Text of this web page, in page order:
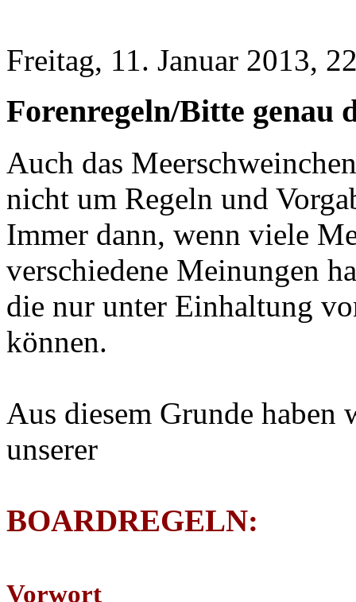
Freitag, 11. Januar 2013,
Forenregeln/Bitte genau
Auch das
nicht um Regeln und
Immer dann, wenn viele
verschiedene Meinungen
die nur unter Einhaltung
können.
Aus diesem Grunde
unserer
BOARDREGELN:
Vorwort